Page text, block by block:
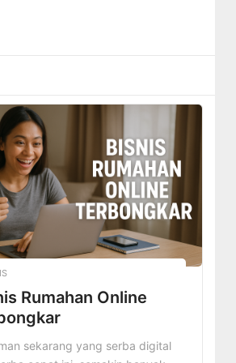
Rumahan Online
sekarang yang serba digital